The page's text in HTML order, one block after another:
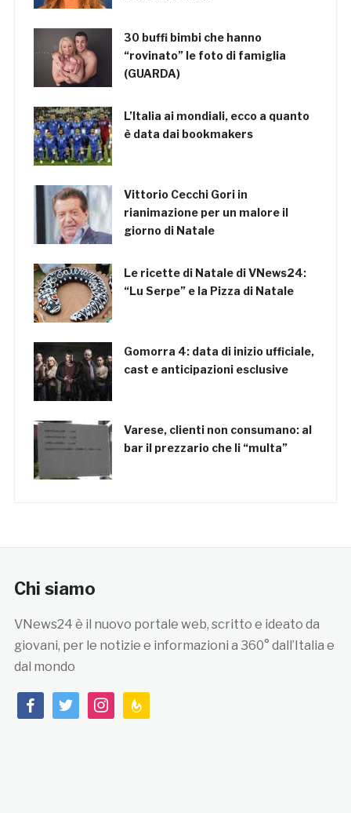
30 buffi bimbi che hanno
“rovinato” le foto di famiglia
(GUARDA)
L’Italia ai mondiali, ecco a quanto
è data dai bookmakers
Vittorio Cecchi Gori in
rianimazione per un malore il
giorno di Natale
Le ricette di Natale di VNews24:
“Lu Serpe” e la Pizza di Natale
Gomorra 4: data di inizio ufficiale,
cast e anticipazioni esclusive
Varese, clienti non consumano: al
bar il prezzario che li “multa”
Chi siamo
VNews24 è il nuovo portale web, scritto e ideato da
giovani, per le notizie e informazioni a 360° dall’Italia e
dal mondo
facebooktwitterinstagramfeedburner